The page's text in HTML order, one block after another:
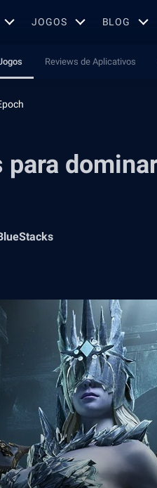
JOGOS BLOG
Reviews de Aplicativos
para